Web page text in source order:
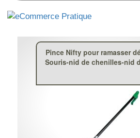
Pince Nifty pour ramasser
Souris-nid de chenilles-nid